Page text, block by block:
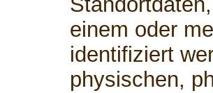
einem oder
identifiziert
physischen,